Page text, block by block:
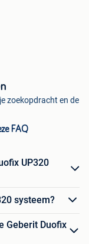
zoekopdracht en de
FAQ
UP320
systeem?
Geberit Duofix